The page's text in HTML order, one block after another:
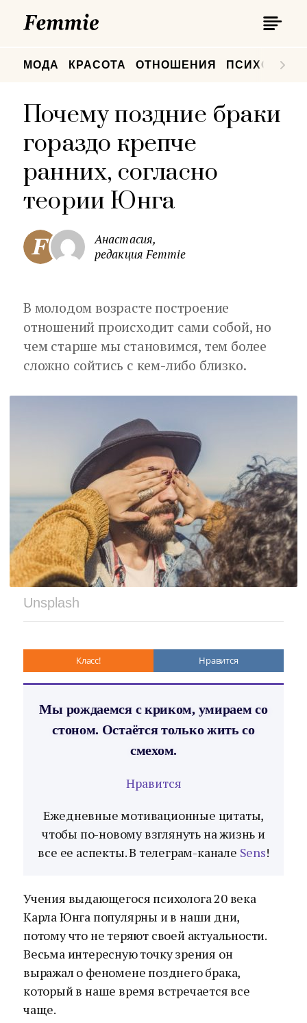
МОДА КРАСОТА ОТНОШЕНИЯ
Почему поздние браки
гораздо крепче
ранних, согласно
теории Юнга
Анастасия,
редакция Femmie
В молодом возрасте построение
отношений происходит сами собой, но
чем старше мы становимся, тем более
сложно сойтись с кем-либо близко.
Unsplash
Класс! Нравится
Мы рождаемся с криком, умираем со
стоном. Остаётся только жить со
смехом.
Нравится
Ежедневные мотивационные цитаты,
чтобы по-новому взглянуть на жизнь и
все ее аспекты. В телеграм-канале Sens!
Учения выдающегося психолога 20 века
Карла Юнга популярны и в наши дни,
потому что не теряют своей актуальности.
Весьма интересную точку зрения он
выражал о феномене позднего брака,
который в наше время встречается все
чаще.